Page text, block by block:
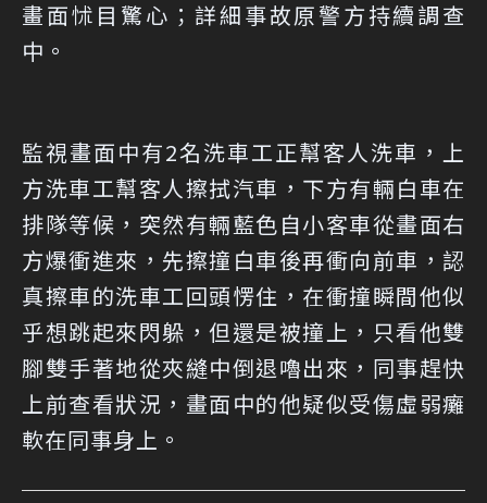
畫面怵目驚心；詳細事故原警方持續調查
中。
監視畫面中有2名洗車工正幫客人洗車，上
方洗車工幫客人擦拭汽車，下方有輛白車在
排隊等候，突然有輛藍色自小客車從畫面右
方爆衝進來，先擦撞白車後再衝向前車，認
真擦車的洗車工回頭愣住，在衝撞瞬間他似
乎想跳起來閃躲，但還是被撞上，只看他雙
腳雙手著地從夾縫中倒退嚕出來，同事趕快
上前查看狀況，畫面中的他疑似受傷虛弱癱
軟在同事身上。